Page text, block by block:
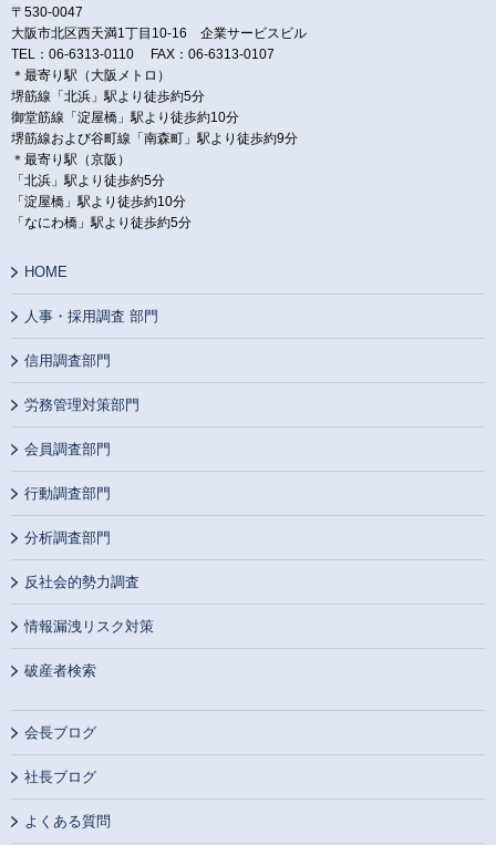
〒530-0047
大阪市北区西天満1丁目10-16 企業サービスビル
TEL：06-6313-0110 FAX：06-6313-0107
＊最寄り駅（大阪メトロ）
堺筋線「北浜」駅より徒歩約5分
御堂筋線「淀屋橋」駅より徒歩約10分
堺筋線および谷町線「南森町」駅より徒歩約9分
＊最寄り駅（京阪）
「北浜」駅より徒歩約5分
「淀屋橋」駅より徒歩約10分
「なにわ橋」駅より徒歩約5分
HOME
人事・採用調査 部門
信用調査部門
労務管理対策部門
会員調査部門
行動調査部門
分析調査部門
反社会的勢力調査
情報漏洩リスク対策
破産者検索
会長ブログ
社長ブログ
よくある質問